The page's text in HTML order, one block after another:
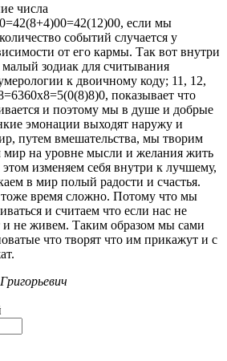
числа
если мы
событий случается у
от его кармы. Так вот внутри
зодиак для считывания
к двоичному коду; 11, 12,
показывает что
и поэтому мы в душе и добрые
эмонации выходят наружу и
путем вмешательства, мы творим
на уровне мысли и желания жить
изменяем себя внутри к лучшему,
в мир полый радости и счастья.
тоже время сложно. Потому что мы
и считаем что если нас не
и не живем. Таким образом мы сами
что творят что им прикажут и с